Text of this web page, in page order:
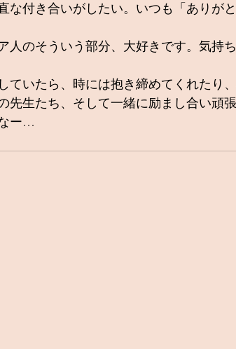
な付き合いがしたい。いつも「ありが
人のそういう部分、大好きです。気持
ていたら、時には抱き締めてくれたり
先生たち、そして一緒に励まし合い頑
ー…